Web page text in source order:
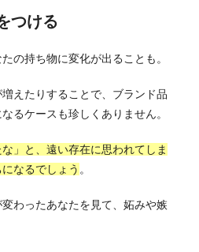
つける
の持ち物に変化が出ることも。
えたりすることで、ブランド品
るケースも珍しくありません。
」と、遠い存在に思われてしま
なるでしょう 。
わったあなたを見て、妬みや嫉